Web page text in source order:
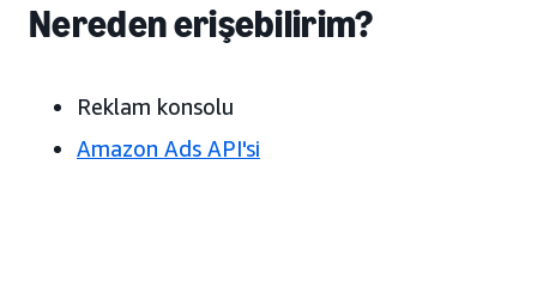
Nereden erişebilirim?
Reklam konsolu
Amazon Ads API'si